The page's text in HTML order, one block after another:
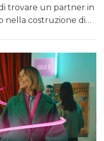
trovare un partner in
nella costruzione di…